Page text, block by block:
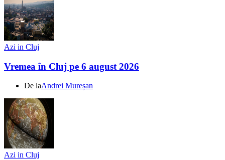
Azi in Cluj
Vremea în Cluj pe 6 august 2026
De laAndrei Mureșan
Azi in Cluj